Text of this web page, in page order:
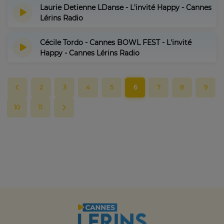
Laurie Detienne LDanse - L'invité Happy - Cannes
Lérins Radio
Cécile Tordo - Cannes BOWL FEST - L'invité
Happy - Cannes Lérins Radio
2 3 4 5 6 7 8 9
10 11